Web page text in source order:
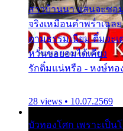
สาวบ้านนา แสนจะซอ
จริงเหมือนคำพร่ำเฉล
ตามธรรมเนียม ติ๋มจะ
หวั่นขอยอมได้เคียง
รักติ๋มแน่หรือ - หงษ์ทอ
28 views • 10.07.2569
บัวทองโศก เพราะเป็